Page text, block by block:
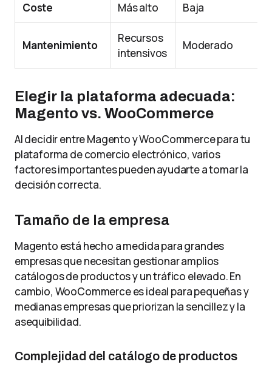
Coste Más alto Baja
Mantenimiento
Recursos
intensivos
Moderado
Elegir la plataforma adecuada:
Magento vs. WooCommerce
Al decidir entre Magento y WooCommerce para tu
plataforma de comercio electrónico, varios
factores importantes pueden ayudarte a tomar la
decisión correcta.
Tamaño de la empresa
Magento está hecho a medida para grandes
empresas que necesitan gestionar amplios
catálogos de productos y un tráfico elevado. En
cambio, WooCommerce es ideal para pequeñas y
medianas empresas que priorizan la sencillez y la
asequibilidad.
Complejidad del catálogo de productos